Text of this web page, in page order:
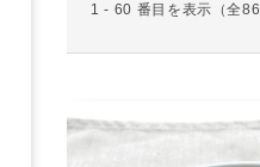
1 - 60 番目を表示（全86